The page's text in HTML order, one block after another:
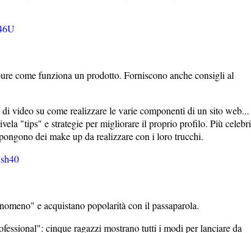
come funziona un prodotto. Forniscono anche consigli al
video su come realizzare le varie componenti di un sito web...
"tips" e strategie per migliorare il proprio profilo. Più celebri
dei make up da realizzare con i loro trucchi.
e acquistano popolarità con il passaparola.
cinque ragazzi mostrano tutti i modi per lanciare da